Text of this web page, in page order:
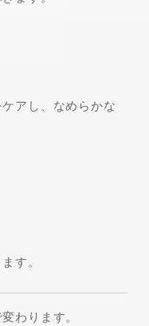
アし、なめらかな
す。
わります。